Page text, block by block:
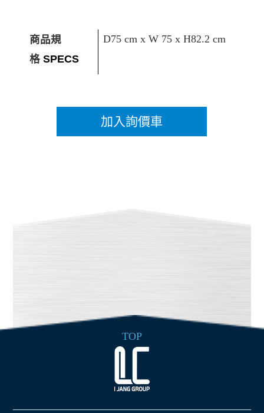
商品規
格 SPECS
D75 cm x W 75 x H82.2 cm
加入詢價車
TOP